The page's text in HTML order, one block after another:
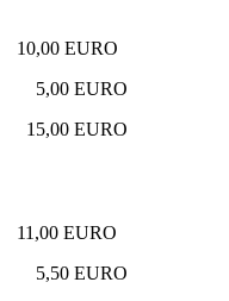
10,00 EURO
5,00 EURO
15,00 EURO
11,00 EURO
5,50 EURO